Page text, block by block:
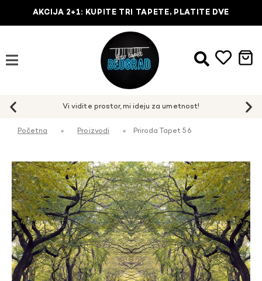
AKCIJA 2+1: KUPITE TRI TAPETE, PLATITE DVE
Početna » Proizvodi » Priroda Tapet 56